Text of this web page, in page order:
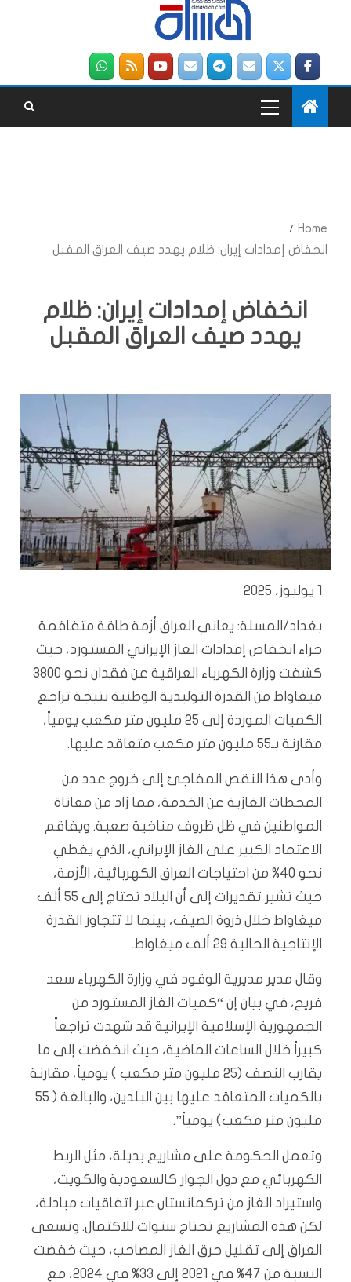
Home
انخفاض إمدادات إيران: ظلام يهدد صيف العراق المقبل
انخفاض إمدادات إيران: ظلام
يهدد صيف العراق المقبل
1 يوليوز، 2025
بغداد/المسلة: يعاني العراق أزمة طاقة متفاقمة
جراء انخفاض إمدادات الغاز الإيراني المستورد، حيث
كشفت وزارة الكهرباء العراقية عن فقدان نحو 3800
ميغاواط من القدرة التوليدية الوطنية نتيجة تراجع
الكميات الموردة إلى 25 مليون متر مكعب يومياً،
مقارنة بـ55 مليون متر مكعب متعاقد عليها.
وأدى هذا النقص المفاجئ إلى خروج عدد من
المحطات الغازية عن الخدمة، مما زاد من معاناة
المواطنين في ظل ظروف مناخية صعبة. ويفاقم
الاعتماد الكبير على الغاز الإيراني، الذي يغطي
نحو 40% من احتياجات العراق الكهربائية، الأزمة،
حيث تشير تقديرات إلى أن البلاد تحتاج إلى 55 ألف
ميغاواط خلال ذروة الصيف، بينما لا تتجاوز القدرة
الإنتاجية الحالية 29 ألف ميغاواط.
وقال مدير مديرية الوقود في وزارة الكهرباء سعد
فريح، في بيان إن “كميات الغاز المستورد من
الجمهورية الإسلامية الإيرانية قد شهدت تراجعاً
كبيراً خلال الساعات الماضية، حيث انخفضت إلى ما
يقارب النصف (25 مليون متر مكعب ) يومياً، مقارنة
بالكميات المتعاقد عليها بين البلدين، والبالغة ( 55
مليون متر مكعب) يومياً”.
وتعمل الحكومة على مشاريع بديلة، مثل الربط
الكهربائي مع دول الجوار كالسعودية والكويت،
واستيراد الغاز من تركمانستان عبر اتفاقيات مبادلة،
لكن هذه المشاريع تحتاج سنوات للاكتمال. وتسعى
العراق إلى تقليل حرق الغاز المصاحب، حيث خفضت
النسبة من 47% في 2021 إلى 33% في 2024، مع